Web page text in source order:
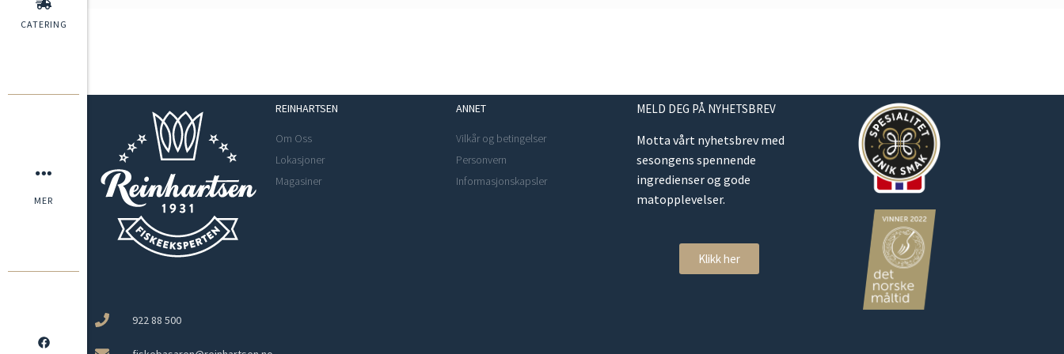
CATERING
MER
922 88 500
REINHARTSEN
Om Oss
Lokasjoner
Magasiner
ANNET
Vilkår og betingelser
Personvern
Informasjonskapsler
MELD DEG PÅ NYHETSBREV
Motta vårt nyhetsbrev med
sesongens spennende
ingredienser og gode
matopplevelser.
Klikk her